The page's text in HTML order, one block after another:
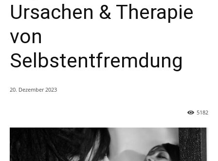
Ursachen & Therapie
von
Selbstentfremdung
20. Dezember 2023
5182